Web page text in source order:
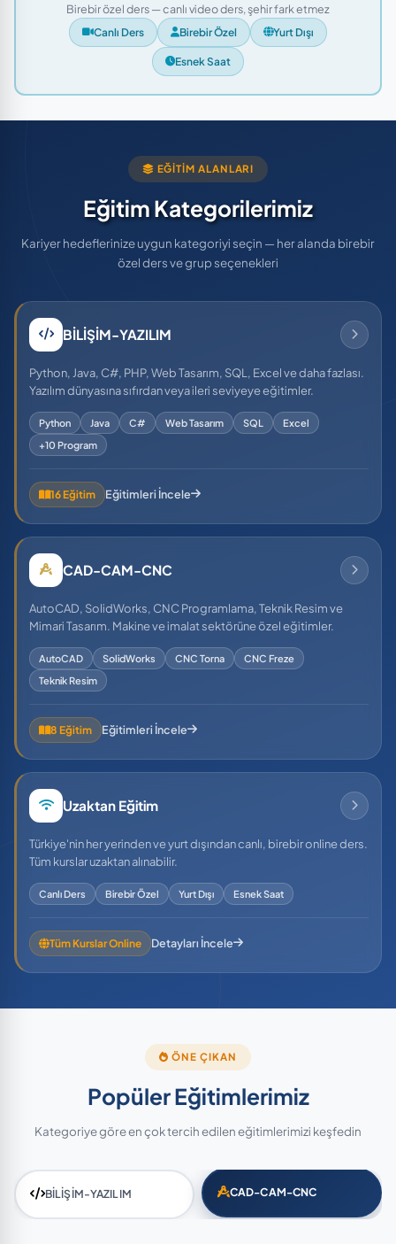
Birebir özel ders — canlı video ders, şehir fark etmez
Canlı Ders Birebir Özel Yurt Dışı
Esnek Saat
EĞITIM ALANLARI
Eğitim Kategorilerimiz
Kariyer hedeflerinize uygun kategoriyi seçin — her alanda birebir
özel ders ve grup seçenekleri
BİLİŞİM-YAZILIM
Python, Java, C#, PHP, Web Tasarım, SQL, Excel ve daha fazlası.
Yazılım dünyasına sıfırdan veya ileri seviyeye eğitimler.
Python Java C# Web Tasarım SQL
Excel
+10 Program
16 Eğitim Eğitimleri İncele
CAD-CAM-CNC
AutoCAD, SolidWorks, CNC Programlama, Teknik Resim ve
Mimari Tasarım. Makine ve imalat sektörüne özel eğitimler.
AutoCAD SolidWorks CNC Torna
CNC Freze
Teknik Resim
8 Eğitim Eğitimleri İncele
Uzaktan Eğitim
Türkiye'nin her yerinden ve yurt dışından canlı, birebir online ders.
Tüm kurslar uzaktan alınabilir.
Canlı Ders Birebir Özel Yurt Dışı Esnek Saat
Tüm Kurslar Online Detayları İncele
ÖNE ÇIKAN
Popüler Eğitimlerimiz
Kategoriye göre en çok tercih edilen eğitimlerimizi keşfedin
BİLİŞİM-YAZILIM CAD-CAM-CNC